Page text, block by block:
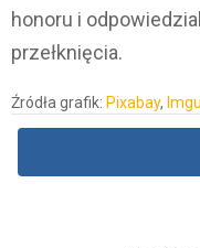
honoru i
przełknięcia.
Źródła grafik: Pixabay,